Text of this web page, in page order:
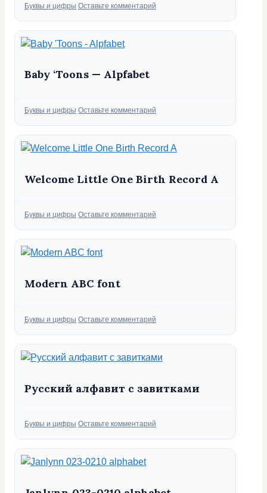
Рубрики
Буквы и цифры Оставьте комментарий
Baby ‘Toons — Alpfabet
Рубрики
Буквы и цифры Оставьте комментарий
Welcome Little One Birth Record A
Рубрики
Буквы и цифры Оставьте комментарий
Modern ABC font
Рубрики
Буквы и цифры Оставьте комментарий
Русский алфавит с завитками
Рубрики
Буквы и цифры Оставьте комментарий